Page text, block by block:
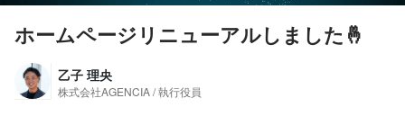
ホームページリニューアルしました🤞
乙子 理央
株式会社AGENCIA / 執行役員